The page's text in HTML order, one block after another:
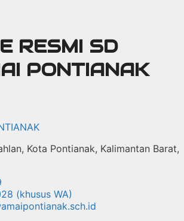
RESMI SD
PONTIANAK
Kota Pontianak, Kalimantan Barat,
(khusus WA)